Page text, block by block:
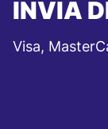
INVIA
Visa,